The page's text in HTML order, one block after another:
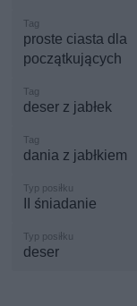
proste ciasta dla
początkujących
deser z jabłek
dania z jabłkiem
II śniadanie
deser